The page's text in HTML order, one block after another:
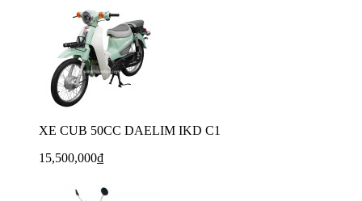
XE CUB 50CC DAELIM IKD C1
15,500,000₫